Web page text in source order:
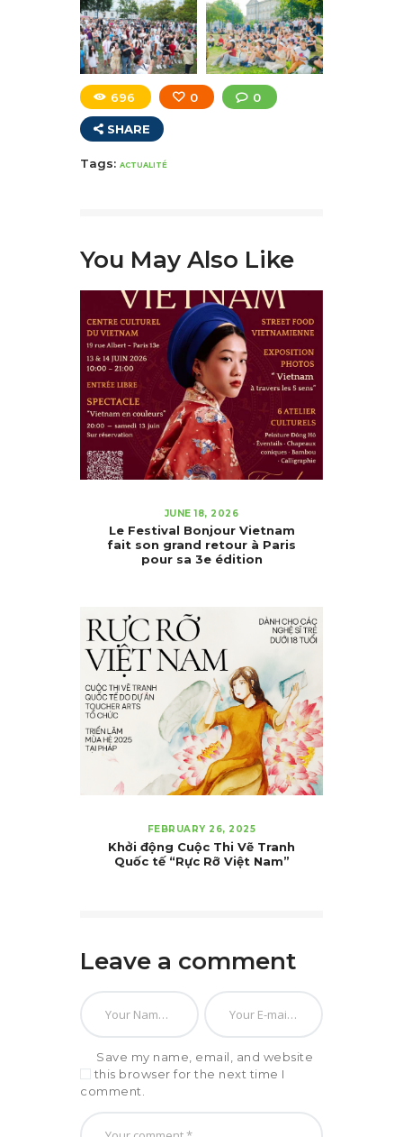
696 0 0
SHARE
Tags: ACTUALITÉ
You May Also Like
JUNE 18, 2026
Le Festival Bonjour Vietnam
fait son grand retour à Paris
pour sa 3e édition
FEBRUARY 26, 2025
Khởi động Cuộc Thi Vẽ Tranh
Quốc tế “Rực Rỡ Việt Nam”
Leave a comment
Save my name, email, and website
in this browser for the next time I
comment.